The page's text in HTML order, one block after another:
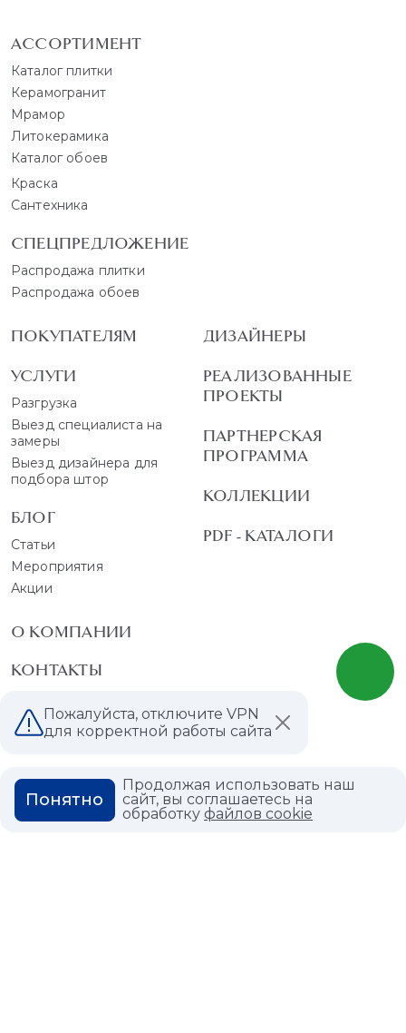
АССОРТИМЕНТ
Каталог плитки
Керамогранит
Мрамор
Литокерамика
Каталог обоев
Краска
Сантехника
СПЕЦПРЕДЛОЖЕНИЕ
Распродажа плитки
Распродажа обоев
ПОКУПАТЕЛЯМ
УСЛУГИ
Разгрузка
Выезд специалиста на
замеры
Выезд дизайнера для
подбора штор
БЛОГ
Статьи
Мероприятия
Акции
ДИЗАЙНЕРЫ
РЕАЛИЗОВАННЫЕ
ПРОЕКТЫ
ПАРТНЕРСКАЯ
ПРОГРАММА
КОЛЛЕКЦИИ
PDF - КАТАЛОГИ
О КОМПАНИИ
КОНТАКТЫ
МАГАЗИНЫ
ВАКАНСИИ
ВОПРОС ОТВЕТ
Пожалуйста, отключите VPN
для корректной работы сайта
Продолжая использовать наш
сайт, вы соглашаетесь на
обработкуфайлов cookie
Понятно